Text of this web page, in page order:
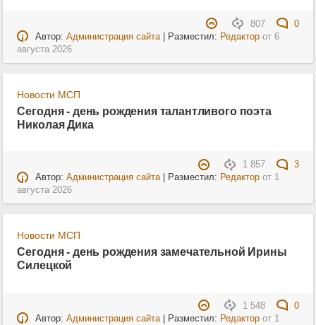
807
0
Автор: Администрация сайта| Разместил: Редакторот 6
августа 2026
Новости МСП
Сегодня - день рождения талантливого поэта
Николая Дика
1 857
3
Автор: Администрация сайта| Разместил: Редакторот 1
августа 2026
Новости МСП
Сегодня - день рождения замечательной Ирины
Силецкой
1 548
0
Автор: Администрация сайта| Разместил: Редакторот 1